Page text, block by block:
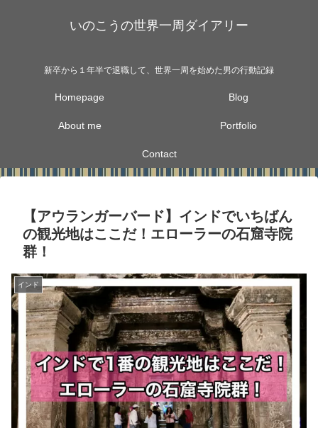
いのこうの世界一周ダイアリー
新卒から１年半で退職して、世界一周を始めた男の行動記録
Homepage Blog
About me Portfolio
Contact
【アウランガーバード】インドでいちばん
の観光地はここだ！エローラーの石窟寺院
群！
インド